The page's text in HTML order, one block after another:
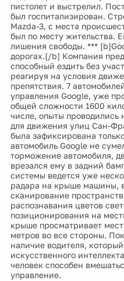
пистолет и выстрелил.
был госпитализирован.
Mazda-3, с места
был по месту жительства.
лишения свободы. ***
дорогах.[/b] Компания
способный ездить без
реагируя на условия
препятствия. 7
управления Google, уже
общей сложности 1600
числе, опыты
для движения улиц Сан-
была зафиксирована
автомобиль Google не
торможение автомобиля,
врезался ему в задний
системы ведется уже
радара на крыше машины,
сканирование
распознавания цветов
позиционирования на
крыше просматривает
метров во все стороны.
наличие водителя,
искусственного
человек способен
управление.